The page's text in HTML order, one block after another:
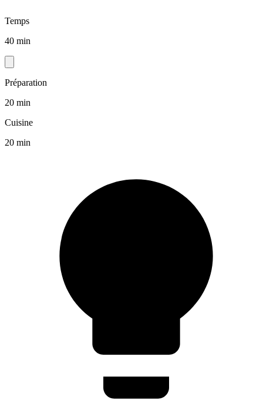
Temps
40 min
Préparation
20 min
Cuisine
20 min